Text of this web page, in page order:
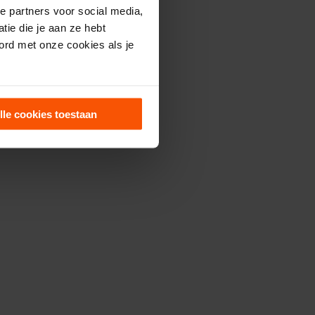
partners voor social media,
die je aan ze hebt
met onze cookies als je
cookies toestaan